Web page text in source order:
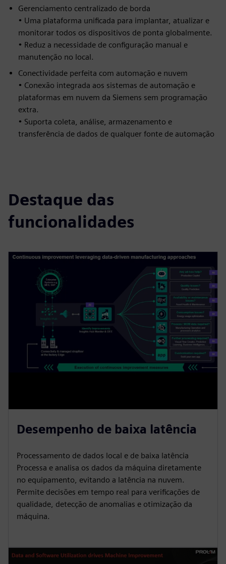
Gerenciamento centralizado de borda
• Uma plataforma unificada para implantar, atualizar e
monitorar todos os dispositivos de ponta globalmente.
• Reduz a necessidade de configuração manual e
manutenção no local.
Conectividade perfeita com automação e nuvem
• Conexão integrada aos sistemas de automação e
plataformas em nuvem da Siemens sem programação
extra.
• Suporta coleta, análise, armazenamento e
transferência de dados de qualquer fonte de automação
Destaque das
funcionalidades
Desempenho de baixa latência
Processamento de dados local e de baixa latência
Processa e analisa os dados da máquina diretamente
no equipamento, evitando a latência na nuvem.
Permite decisões em tempo real para verificações de
qualidade, detecção de anomalias e otimização da
máquina.